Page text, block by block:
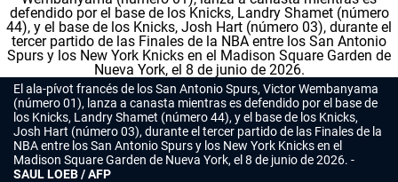
El ala-pívot francés de los San Antonio Spurs, Victor Wembanyama
(número 01), lanza a canasta mientras es defendido por el base de
los Knicks, Landry Shamet (número 44), y el base de los Knicks,
Josh Hart (número 03), durante el tercer partido de las Finales de la
NBA entre los San Antonio Spurs y los New York Knicks en el
Madison Square Garden de Nueva York, el 8 de junio de 2026.
SAUL LOEB / AFP